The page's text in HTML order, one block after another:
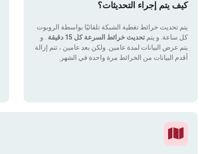
كيف يتم إجراء التحديثات؟
يتم تحديث خرائط تغطية الشبكة تلقائيًا بواسطة الروبوت
كل ساعة. و يتم تحديث خرائط السرعة كل 15 دقيقة
. و
يتم عرض البيانات لمدة عامين. ولكن بعد عامين ، تتم إزالة
أقدم البيانات من الخرائط مرة واحدة في الشهر.